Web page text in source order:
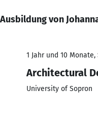
Ausbildung von
1 Jahr und 10 Monate,
Architectural
University of Sopron